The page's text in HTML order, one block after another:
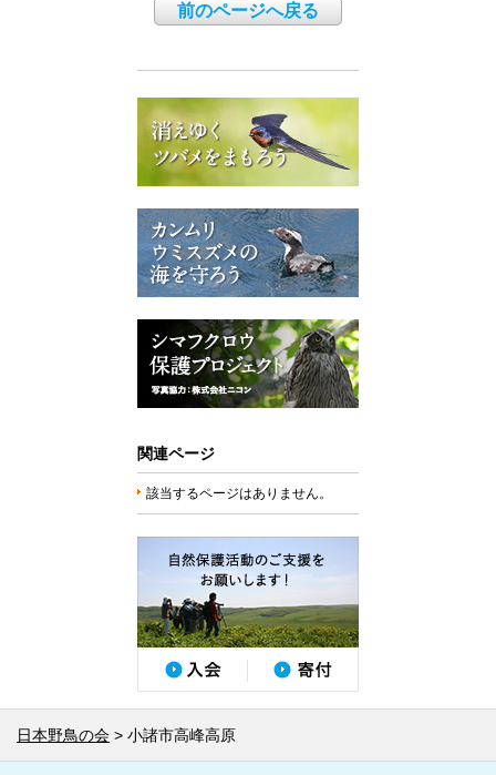
前のページへ戻る
関連ページ
該当するページはありません。
日本野鳥の会 小諸市高峰高原